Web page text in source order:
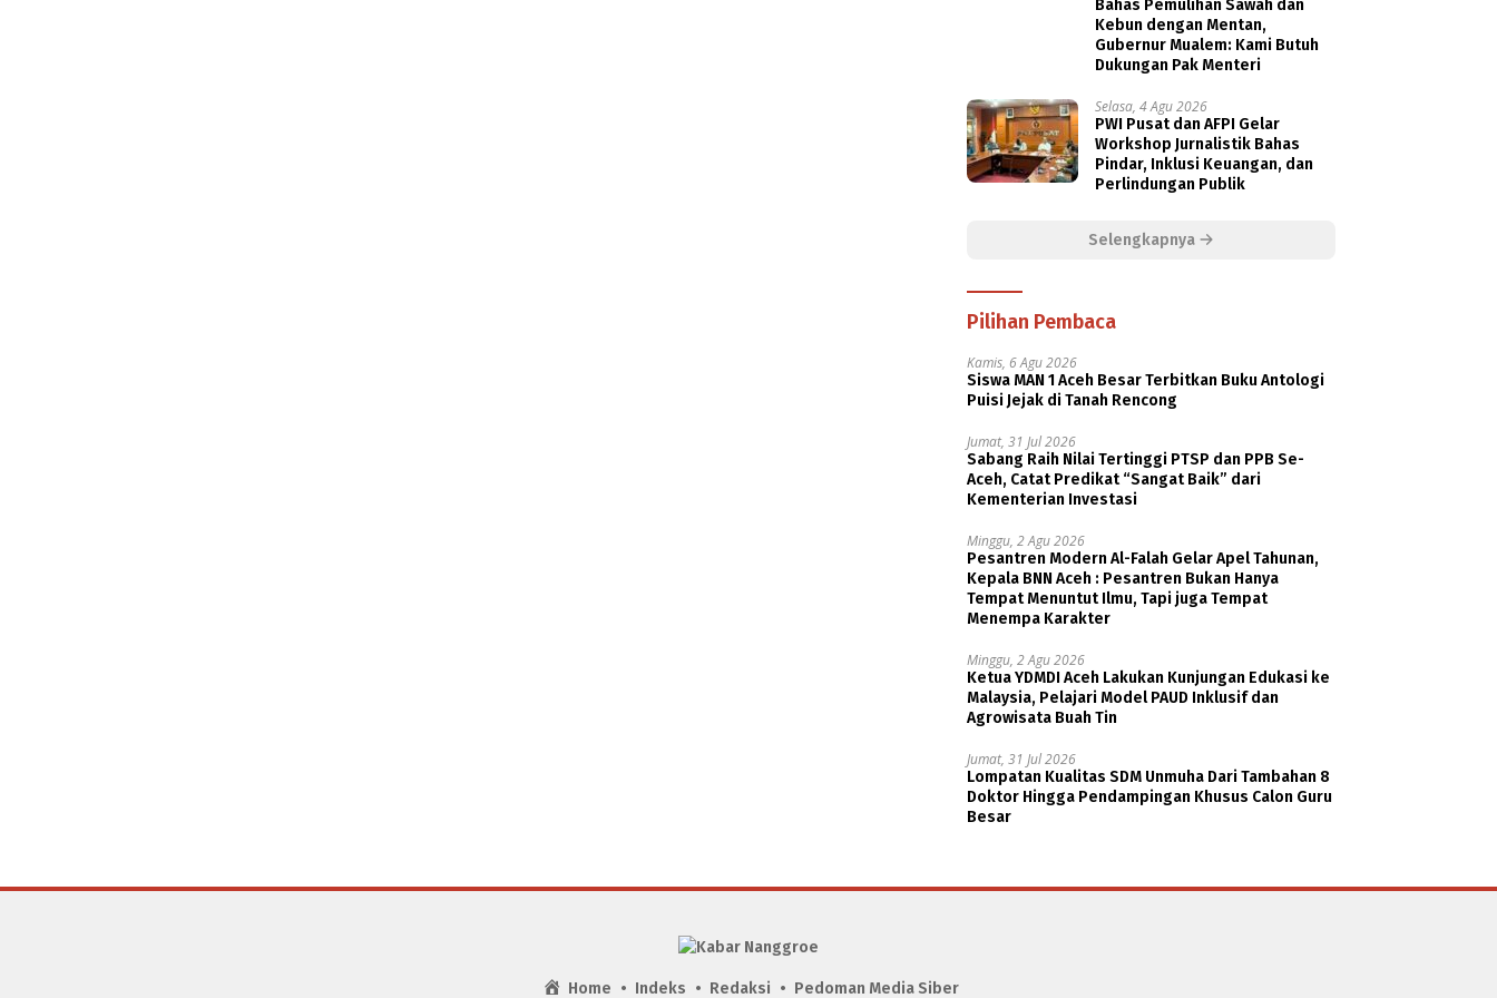
Bahas Pemulihan Sawah dan
Kebun dengan Mentan,
Gubernur Mualem: Kami Butuh
Dukungan Pak Menteri
Selasa, 4 Agu 2026
PWI Pusat dan AFPI Gelar
Workshop Jurnalistik Bahas
Pindar, Inklusi Keuangan, dan
Perlindungan Publik
Selengkapnya
Pilihan Pembaca
Kamis, 6 Agu 2026
Siswa MAN 1 Aceh Besar Terbitkan Buku Antologi
Puisi Jejak di Tanah Rencong
Jumat, 31 Jul 2026
Sabang Raih Nilai Tertinggi PTSP dan PPB Se-
Aceh, Catat Predikat “Sangat Baik” dari
Kementerian Investasi
Minggu, 2 Agu 2026
Pesantren Modern Al-Falah Gelar Apel Tahunan,
Kepala BNN Aceh : Pesantren Bukan Hanya
Tempat Menuntut Ilmu, Tapi juga Tempat
Menempa Karakter
Minggu, 2 Agu 2026
Ketua YDMDI Aceh Lakukan Kunjungan Edukasi ke
Malaysia, Pelajari Model PAUD Inklusif dan
Agrowisata Buah Tin
Jumat, 31 Jul 2026
Lompatan Kualitas SDM Unmuha Dari Tambahan 8
Doktor Hingga Pendampingan Khusus Calon Guru
Besar
Home Indeks Redaksi Pedoman Media Siber